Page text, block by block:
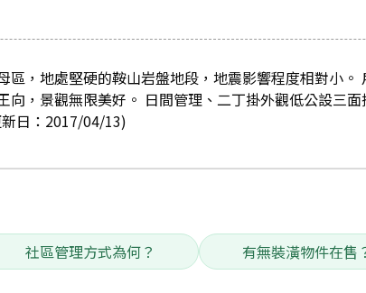
區，地處堅硬的鞍山岩盤地段，地震影響程度相對小。
向，景觀無限美好。 日間管理、二丁掛外觀低公設三
日：2017/04/13)
社區管理方式為何？ 有無裝潢物件在售